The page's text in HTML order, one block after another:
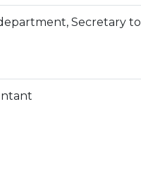
Secretary to